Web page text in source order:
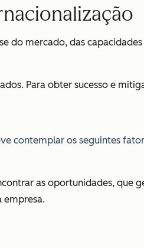
do mercado, das
Para obter sucesso e
contemplar os seguintes
as oportunidades, que
empresa.